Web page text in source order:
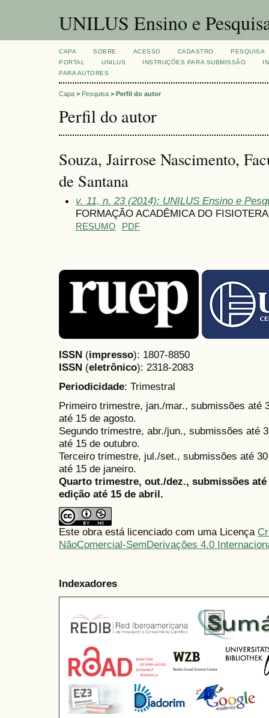
UNILUS Ensino e
CAPA SOBRE ACESSO CADASTRO
PESQUISA
PORTAL
UNILUS INSTRUÇÕES PARA SUBMISSÃO
PARA AUTORES
Capa > Pesquisa > Perfil do autor
Perfil do autor
Souza, Jairrose Nascimento,
de Santana
v. 11, n. 23 (2014): UNILUS Ensino e
FORMAÇÃO ACADÊMICA DO
RESUMO PDF
ISSN (impresso): 1807-8850
ISSN (eletrônico): 2318-2083
Periodicidade: Trimestral
Primeiro trimestre, jan./mar., submissões até
até 15 de agosto.
Segundo trimestre, abr./jun., submissões até
até 15 de outubro.
Terceiro trimestre, jul./set., submissões até
até 15 de janeiro.
Quarto trimestre, out./dez., submissões
edição até 15 de abril.
Este obra está licenciado com uma Licença
NãoComercial-SemDerivações 4.0
Indexadores